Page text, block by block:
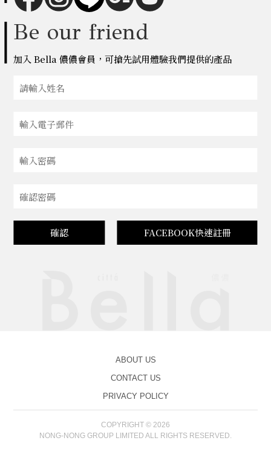
Be our friend
加入 Bella 儂儂會員，可搶先試用體驗我們提供的產品
確認 FACEBOOK快速註冊
ABOUT US
CONTACT US
PRIVACY POLICY
COPYRIGHT © 2026
NONG-NONG GROUP LIMITED ALL RIGHTS RESERVED.